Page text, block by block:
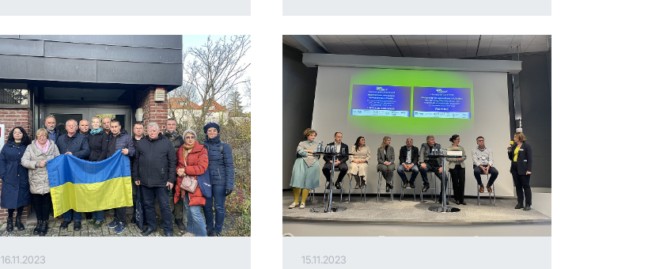
16.11.2023 15.11.2023